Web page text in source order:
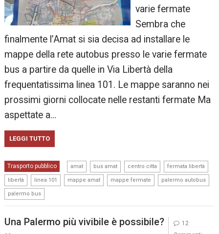
varie fermate
Sembra che
finalmente l’Amat si sia decisa ad installare le
mappe della rete autobus presso le varie fermate
bus a partire da quelle in Via Libertà della
frequentatissima linea 101. Le mappe saranno nei
prossimi giorni collocate nelle restanti fermate Ma
aspettate a…
LEGGI TUTTO
Trasporto pubblico amat bus amat centro citta fermata libertà
libertà linea 101 mappe amat mappe fermate palermo autobus
palermo bus
Una Palermo più vivibile è possibile?
12